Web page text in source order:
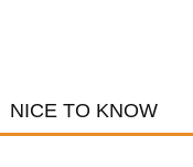
NICE TO KNOW